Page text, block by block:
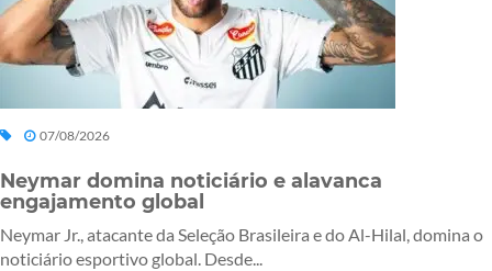
07/08/2026
Neymar domina noticiário e alavanca
engajamento global
Neymar Jr., atacante da Seleção Brasileira e do Al-Hilal, domina o
noticiário esportivo global. Desde...